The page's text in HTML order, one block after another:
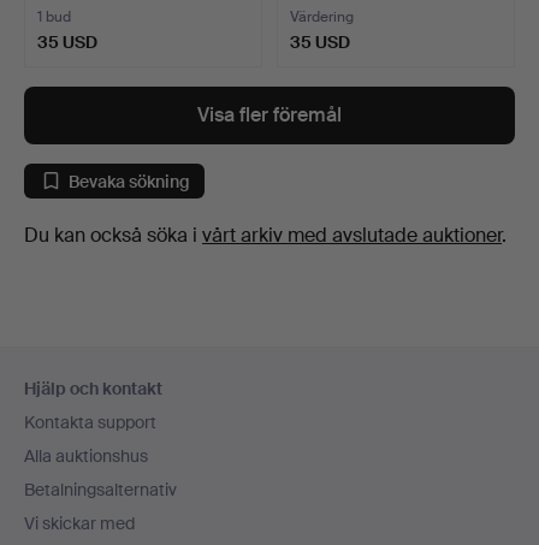
1 bud
35 USD
Värdering
35 USD
Visa fler föremål
Bevaka sökning
Du kan också söka i vårt arkiv med avslutade auktioner.
Hjälp och kontakt
Kontakta support
Alla auktionshus
Betalningsalternativ
Vi skickar med